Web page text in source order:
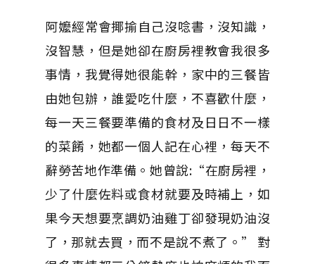
阿嬤經常會揶揄自己沒唸書，沒知識，
沒智慧，但是她卻在廚房裡教會我很多
事情，我覺得她很能幹，家中的三餐皆
由她包辦，誰愛吃什麼，不喜歡什麼，
每一天三餐要準備的食材及日日不一樣
的菜餚，她都一個人記在心裡，每天不
辭勞苦地作準備。她曾說:“在廚房裡，
少了什麼佐料或食材就要及時補上，如
果今天想要烹調奶油雞丁卻發現奶油沒
了，那就去買，而不是說不煮了。” 對